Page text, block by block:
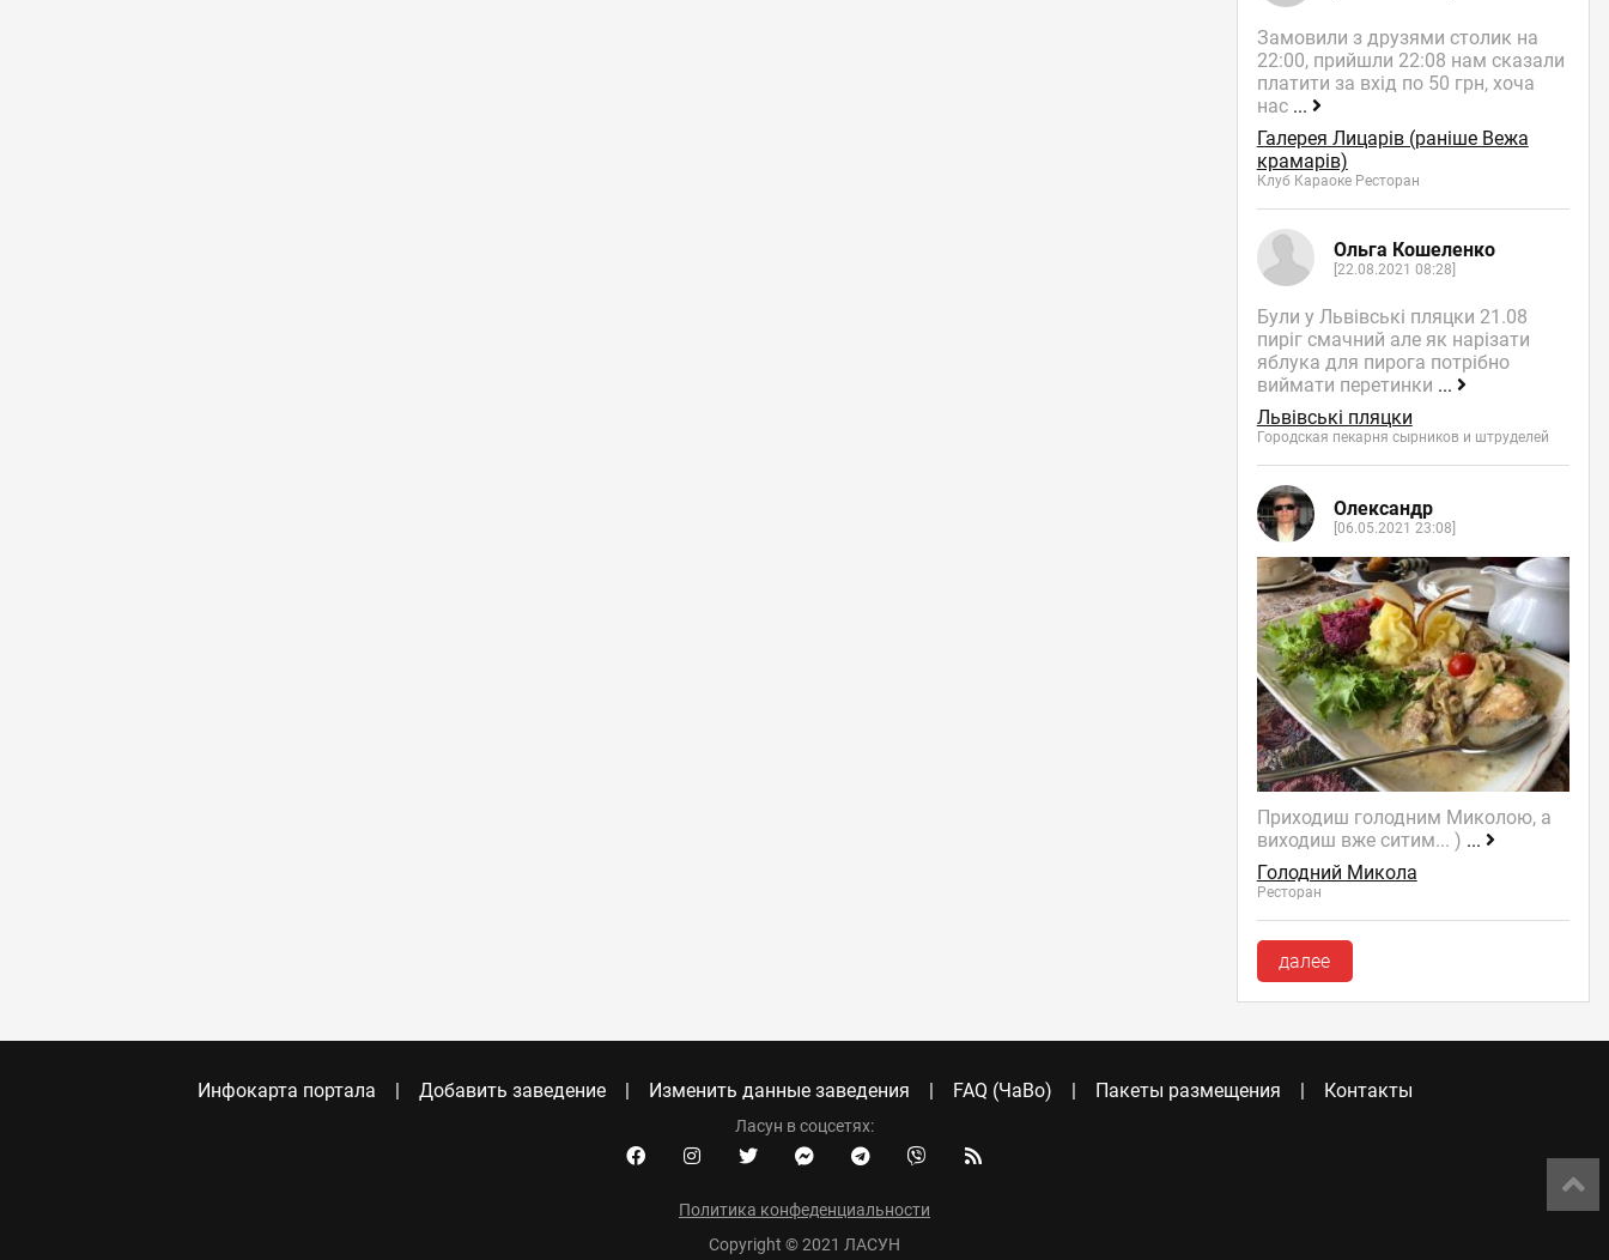
Замовили з друзями столик на
22:00, прийшли 22:08 нам сказали
платити за вхід по 50 грн, хоча
нас ...
Галерея Лицарів (раніше Вежа
крамарів)
Клуб Караоке Ресторан
Ольга Кошеленко
[22.08.2021 08:28]
Були у Львівські пляцки 21.08
пиріг смачний але як нарізати
яблука для пирога потрібно
виймати перетинки ...
Львівські пляцки
Городская пекарня сырников и штруделей
Олександр
[06.05.2021 23:08]
Приходиш голодним Миколою, а
виходиш вже ситим... ) ...
Голодний Микола
Ресторан
далее
Инфокарта портала Добавить заведение Изменить данные заведения FAQ (ЧаВо) Пакеты размещения Контакты
Ласун в соцсетях:
Политика конфеденциальности
Copyright © 2021 ЛАСУН